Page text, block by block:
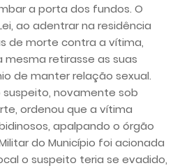
a porta dos fundos. O
ao adentrar na residência
de morte contra a vítima,
mesma retirasse as suas
de manter relação sexual.
suspeito, novamente sob
ordenou que a vítima
apalpando o órgão
do Município foi acionada
o suspeito teria se evadido,